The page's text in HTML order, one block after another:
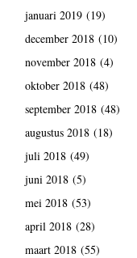
januari 2019(19)
december 2018(10)
november 2018(4)
oktober 2018(48)
september 2018(48)
augustus 2018(18)
juli 2018(49)
juni 2018(5)
mei 2018(53)
april 2018(28)
maart 2018(55)